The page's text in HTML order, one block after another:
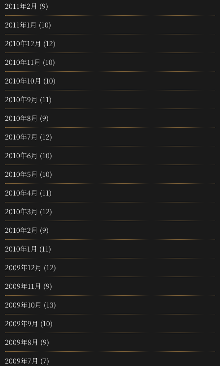
2011年2月 (9)
2011年1月 (10)
2010年12月 (12)
2010年11月 (10)
2010年10月 (10)
2010年9月 (11)
2010年8月 (9)
2010年7月 (12)
2010年6月 (10)
2010年5月 (10)
2010年4月 (11)
2010年3月 (12)
2010年2月 (9)
2010年1月 (11)
2009年12月 (12)
2009年11月 (9)
2009年10月 (13)
2009年9月 (10)
2009年8月 (9)
2009年7月 (7)